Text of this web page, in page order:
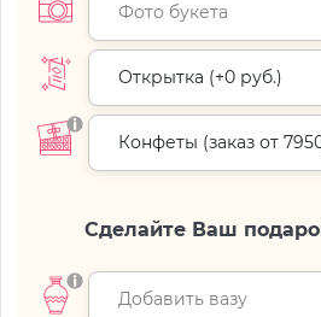
Фото букета
Открытка (+0 руб.)
Конфеты (заказ от
Сделайте Ваш
Добавить вазу